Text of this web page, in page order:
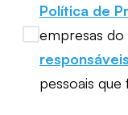
Política de
empresas
pessoais